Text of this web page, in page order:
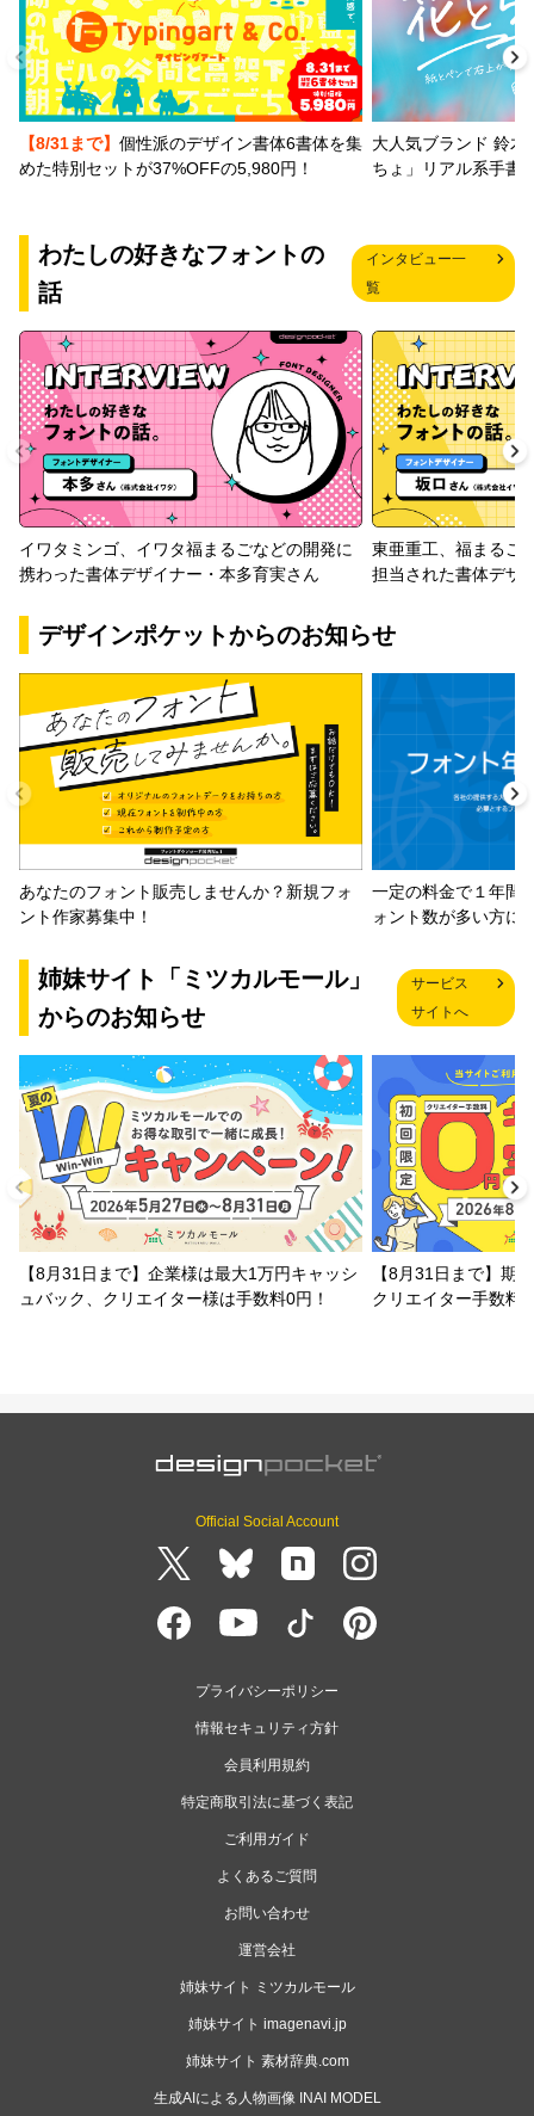
【8/31まで】 個性派のデザイン書体6書体を集
めた特別セットが37%OFFの5,980円！
大人気ブランド 鈴木
ちょ」リアル系手書
わたしの好きなフォントの
話
インタビュー一
覧
イワタミンゴ、イワタ福まるごなどの開発に
携わった書体デザイナー・本多育実さん
東亜重工、福まるご
担当された書体デザ
デザインポケットからのお知らせ
あなたのフォント販売しませんか？新規フォ
ント作家募集中！
一定の料金で１年間
ォント数が多い方に
姉妹サイト「ミツカルモール」
からのお知らせ
サービス
サイトへ
【8月31日まで】企業様は最大1万円キャッシ
ュバック、クリエイター様は手数料0円！
【8月31日まで】期
クリエイター手数料
Official Social Account
プライバシーポリシー
情報セキュリティ方針
会員利用規約
特定商取引法に基づく表記
ご利用ガイド
よくあるご質問
お問い合わせ
運営会社
姉妹サイト ミツカルモール
姉妹サイト imagenavi.jp
姉妹サイト 素材辞典.com
生成AIによる人物画像 INAI MODEL